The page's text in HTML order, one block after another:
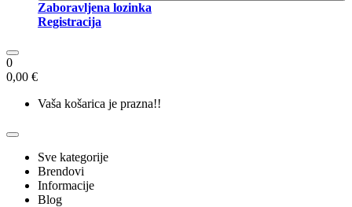
Zaboravljena lozinka
Registracija
0
0,00 €
Vaša košarica je prazna!!
Sve kategorije
Brendovi
Informacije
Blog